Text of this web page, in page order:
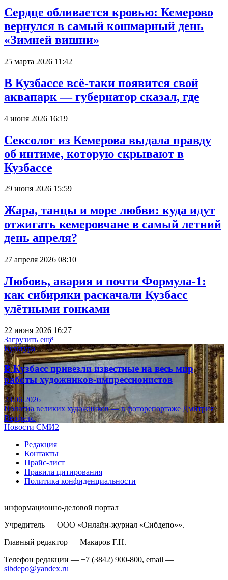
Сердце обливается кровью: Кемерово
вернулся в самый кошмарный день
«Зимней вишни»
25 марта 2026 11:42
В Кузбассе всё-таки появится свой
аквапарк — губернатор сказал, где
4 июня 2026 16:19
Сексолог из Кемерова выдала правду
об интиме, которую скрывают в
Кузбассе
29 июня 2026 15:59
Жара, танцы и море любви: куда идут
отжигать кемеровчане в самый летний
день апреля?
27 апреля 2026 08:10
Любовь, авария и почти Формула-1:
как сибиряки раскачали Кузбасс
улётными гонками
22 июня 2026 16:27
Загрузить ещё
Культура
В Кузбасс привезли известные на весь мир
работы художников-импрессионистов
23.06.2026
Полотна великих художников — в фоторепортаже Дмитрия
Верфеля.
Новости СМИ2
Редакция
Контакты
Прайс-лист
Правила цитирования
Политика конфиденциальности
информационно-деловой портал
Учредитель — ООО «Онлайн-журнал «Сибдепо»».
Главный редактор — Макаров Г.Н.
Телефон редакции — +7 (3842) 900-800, email —
sibdepo@yandex.ru